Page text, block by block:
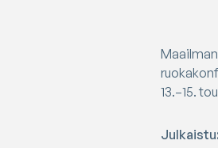
13.–15.